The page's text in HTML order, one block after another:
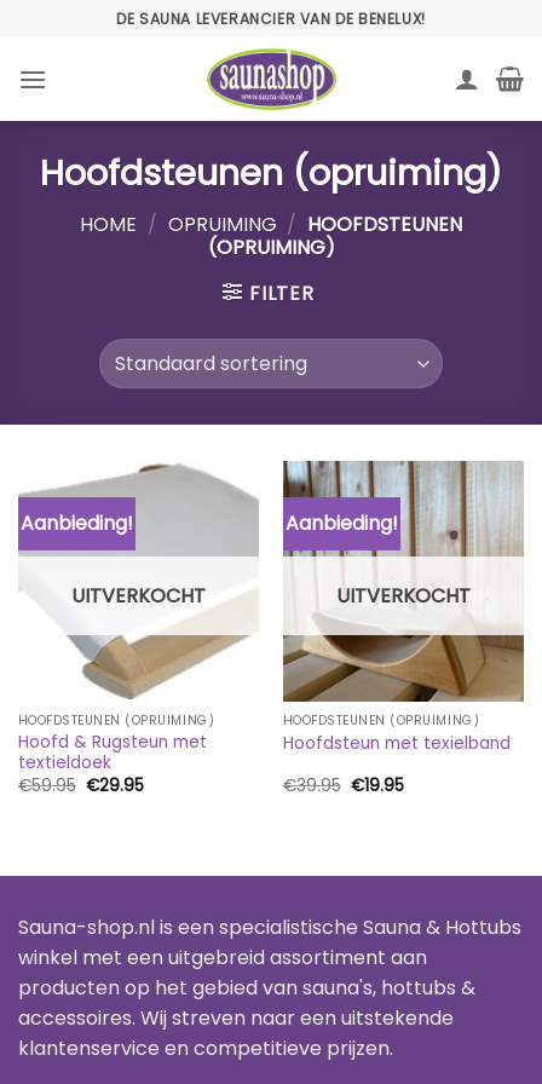
inhoud
DE SAUNA LEVERANCIER VAN DE BENELUX!
Hoofdsteunen (opruiming)
HOME / OPRUIMING / HOOFDSTEUNEN
(OPRUIMING)
FILTER
Aanbieding!
UITVERKOCHT
HOOFDSTEUNEN (OPRUIMING)
Hoofd & Rugsteun met
textieldoek
€59.95 Oorspronkelijke
€29.95Huidige
Aanbieding!
UITVERKOCHT
HOOFDSTEUNEN (OPRUIMING)
Hoofdsteun met texielband
€39.95 Oorspronkelijke
€19.95Huidige
Sauna-shop.nl is een specialistische Sauna & Hottubs
winkel met een uitgebreid assortiment aan
producten op het gebied van sauna's, hottubs &
accessoires. Wij streven naar een uitstekende
klantenservice en competitieve prijzen.